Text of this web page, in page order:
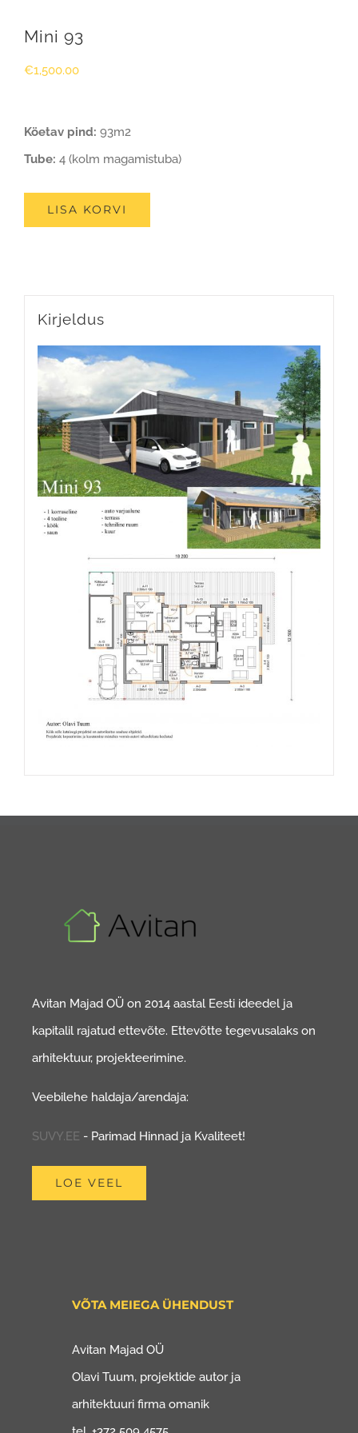
Mini 93
€1,500.00
Köetav pind: 93m2
Tube: 4 (kolm magamistuba)
LISA KORVI
Kirjeldus
Avitan Majad OÜ on 2014 aastal Eesti ideedel ja
kapitalil rajatud ettevõte. Ettevõtte tegevusalaks on
arhitektuur, projekteerimine.
Veebilehe haldaja/arendaja:
SUVY.EE - Parimad Hinnad ja Kvaliteet!
LOE VEEL
VÕTA MEIEGA ÜHENDUST
Avitan Majad OÜ
Olavi Tuum, projektide autor ja
arhitektuuri firma omanik